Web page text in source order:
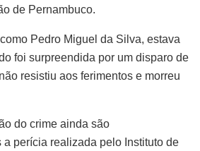
de Pernambuco.
Pedro Miguel da Silva, estava
foi surpreendida por um disparo de
resistiu aos ferimentos e morreu
do crime ainda são
perícia realizada pelo Instituto de